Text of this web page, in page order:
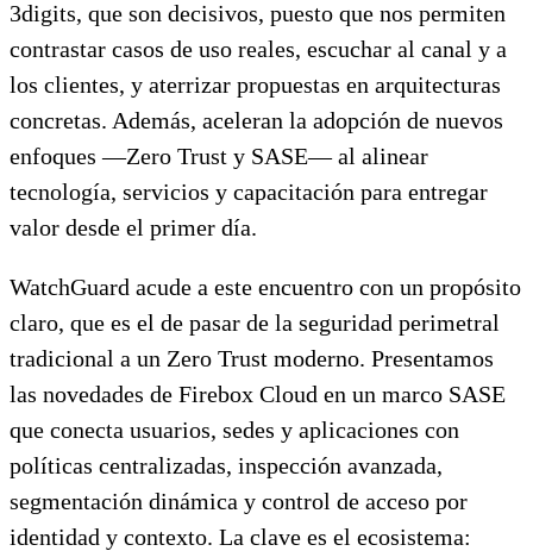
3digits, que son decisivos, puesto que nos permiten
contrastar casos de uso reales, escuchar al canal y a
los clientes, y aterrizar propuestas en arquitecturas
concretas. Además, aceleran la adopción de nuevos
enfoques —Zero Trust y SASE— al alinear
tecnología, servicios y capacitación para entregar
valor desde el primer día.
WatchGuard acude a este encuentro con un propósito
claro, que es el de pasar de la seguridad perimetral
tradicional a un Zero Trust moderno. Presentamos
las novedades de Firebox Cloud en un marco SASE
que conecta usuarios, sedes y aplicaciones con
políticas centralizadas, inspección avanzada,
segmentación dinámica y control de acceso por
identidad y contexto. La clave es el ecosistema: